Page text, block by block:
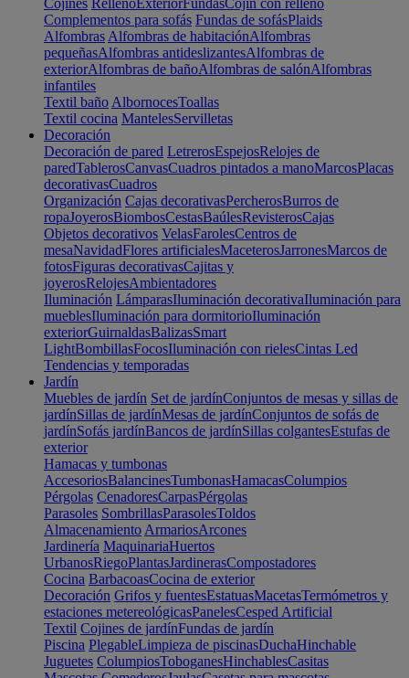
Cojines RellenoExteriorFundasCojín con relleno
Complementos para sofás Fundas de sofásPlaids
Alfombras Alfombras de habitaciónAlfombras
pequeñasAlfombras antideslizantesAlfombras de
exteriorAlfombras de bañoAlfombras de salónAlfombras
infantiles
Textil baño AlbornocesToallas
Textil cocina MantelesServilletas
Decoración
Decoración de pared LetrerosEspejosRelojes de
paredTablerosCanvasCuadros pintados a manoMarcosPlacas
decorativasCuadros
Organización Cajas decorativasPercherosBurros de
ropaJoyerosBiombosCestasBaúlesRevisterosCajas
Objetos decorativos VelasFarolesCentros de
mesaNavidadFlores artificialesMaceterosJarronesMarcos de
fotosFiguras decorativasCajitas y
joyerosRelojesAmbientadores
Iluminación LámparasIluminación decorativaIluminación para
mueblesIluminación para dormitorioIluminación
exteriorGuirnaldasBalizasSmart
LightBombillasFocosIluminación con rielesCintas Led
Tendencias y temporadas
Jardín
Muebles de jardín Set de jardínConjuntos de mesas y sillas de
jardínSillas de jardínMesas de jardínConjuntos de sofás de
jardínSofás jardínBancos de jardínSillas colgantesEstufas de
exterior
Hamacas y tumbonas
AccesoriosBalancinesTumbonasHamacasColumpios
Pérgolas CenadoresCarpasPérgolas
Parasoles SombrillasParasolesToldos
Almacenamiento ArmariosArcones
Jardinería MaquinariaHuertos
UrbanosRiegoPlantasJardinerasCompostadores
Cocina BarbacoasCocina de exterior
Decoración Grifos y fuentesEstatuasMacetasTermómetros y
estaciones metereológicasPanelesCesped Artificial
Textil Cojines de jardínFundas de jardín
Piscina PlegableLimpieza de piscinasDuchaHinchable
Juguetes ColumpiosToboganesHinchablesCasitas